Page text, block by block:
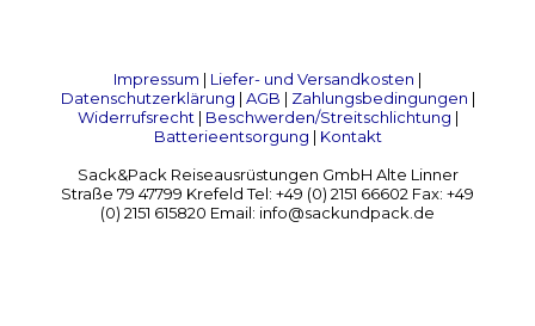
Impressum | Liefer- und Versandkosten |
Datenschutzerklärung | AGB | Zahlungsbedingungen |
Widerrufsrecht| Beschwerden/Streitschlichtung |
Batterieentsorgung | Kontakt
Sack&Pack Reiseausrüstungen GmbH Alte Linner
Straße 79 47799 Krefeld Tel: +49 (0) 2151 66602 Fax: +49
(0) 2151 615820 Email: info@sackundpack.de